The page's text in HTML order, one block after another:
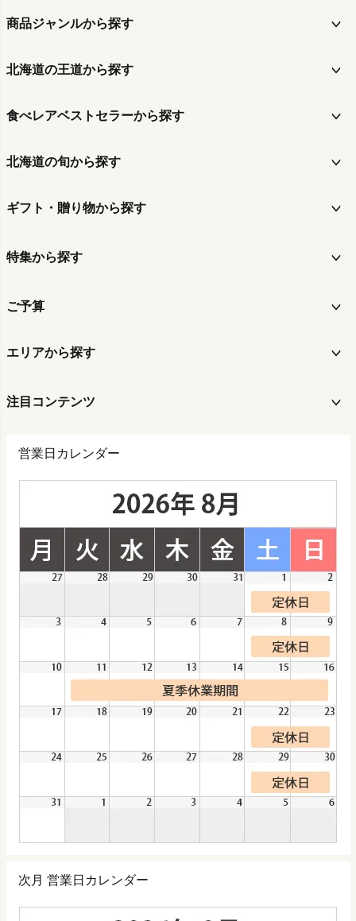
商品ジャンルから探す
北海道の王道から探す
食べレアベストセラーから探す
北海道の旬から探す
ギフト・贈り物から探す
特集から探す
ご予算
エリアから探す
注目コンテンツ
営業日カレンダー
次月 営業日カレンダー